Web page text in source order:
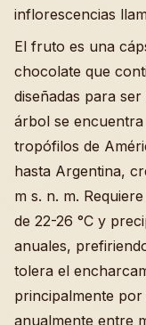
inflorescencias
El fruto es una
chocolate que
diseñadas para
árbol se
tropófilos de
hasta Argentina,
m s. n. m.
de 22-26 °C y
anuales,
tolera el
principalmente
anualmente entre